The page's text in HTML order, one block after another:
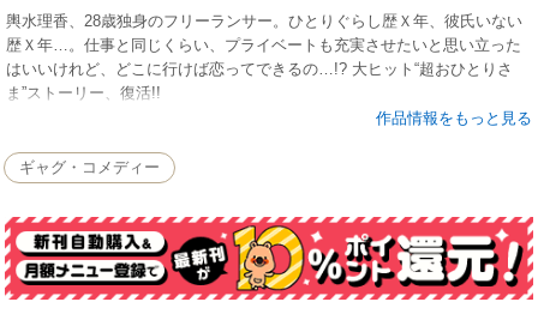
輿水理香、28歳独身のフリーランサー。ひとりぐらし歴Ｘ年、彼氏いない
歴Ｘ年…。仕事と同じくらい、プライベートも充実させたいと思い立った
はいいけれど、どこに行けば恋ってできるの…!? 大ヒット“超おひとりさ
ま”ストーリー、復活!!
作品情報をもっと見る
ギャグ・コメディー